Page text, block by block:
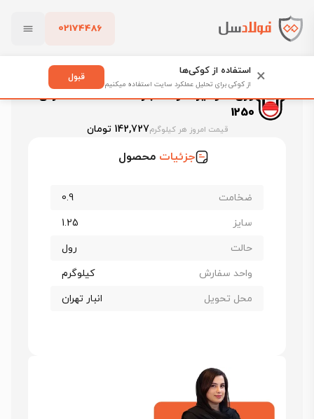
02174486
پاک کردن
فولادسل
ورق گالوانیزه فولاد مبارکه ضخامت 0.9 عرض 1250
ورق گالوانیزه فولاد مبارکه ضخامت 0.9 عرض
1250
قیمت امروز هر کیلوگرم142,727 تومان
جزئیات محصول
ضخامت
0.9
سایز
1.25
حالت
رول
واحد سفارش
کیلوگرم
محل تحویل
انبار تهران
× استفاده از کوکی‌ها
از کوکی برای تحلیل عملکرد سایت استفاده میکنیم
قبول